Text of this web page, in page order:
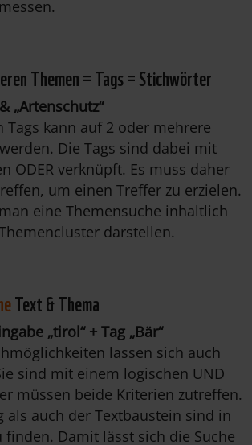
Themen = Tags = Stichwörter
„Artenschutz“
Tags kann auf 2 oder mehrere
Die Tags sind dabei mit
ODER verknüpft. Es muss daher
um einen Treffer zu erzielen.
eine Themensuche inhaltlich
darstellen.
Text & Thema
„tirol“ + Tag „Bär“
lassen sich auch
sind mit einem logischen UND
müssen beide Kriterien zutreffen.
als auch der Textbaustein sind in
finden. Damit lässt sich die Suche